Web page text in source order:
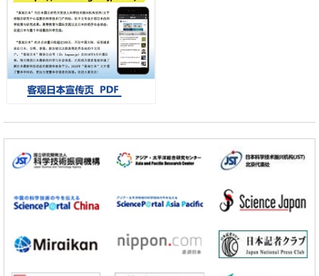
科学研究
京都大学高效生成光的构成单元“光子”，可应用于量子计算机
科学研究
开发出300亿年仅误差1秒的光晶格钟，构建网络将其打造为下一代社会
基础设施
经济・社会
科学研究
带大量基因的人工细胞
政策
展研究
科学研究
京都大学高效生成光的构成单元“光子”，可应用于量子计算机
小岩井忠道 泷川 进